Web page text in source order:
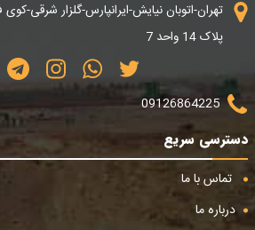
تهران-اتوبان نیایش-ایرانپارس-گلزار
پلاک 14 واحد 7
09126864225
دسترسی سریع
تماس با ما
درباره ما